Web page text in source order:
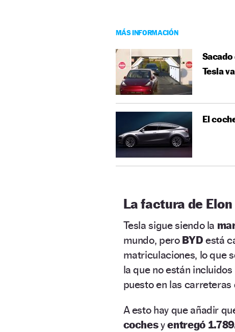
MÁS INFORMACIÓN
Tesla
El
La factura de
Tesla sigue siendo la
mundo, pero BYD está
matriculaciones, lo que
la que no están
puesto en las carreteras
A esto hay que añadir
cochesyentregó